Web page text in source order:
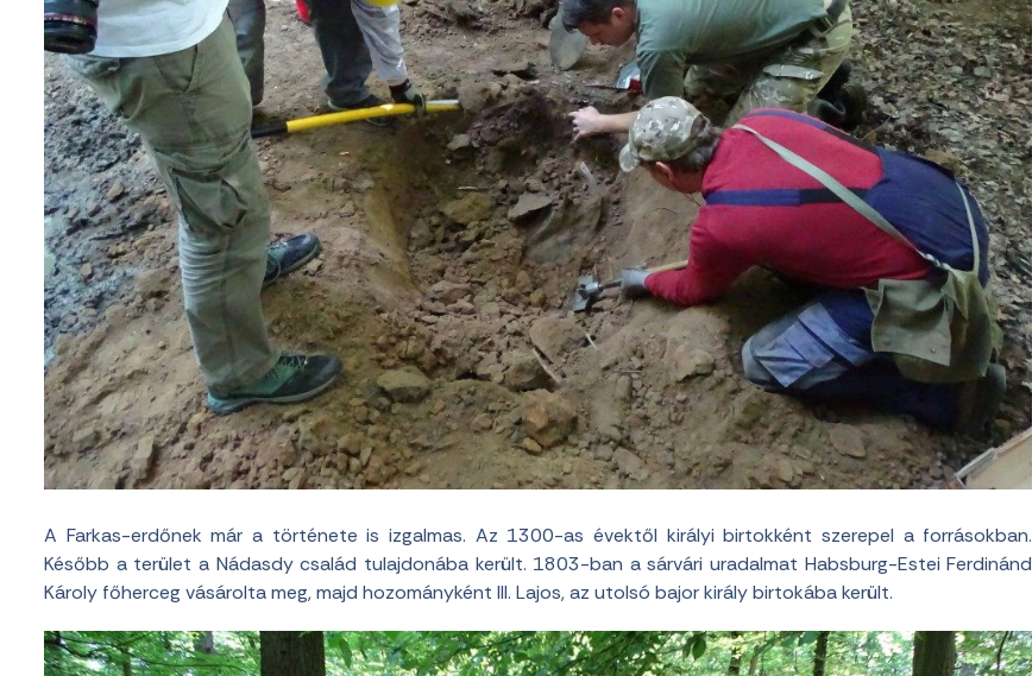
A Farkas-erdőnek már a története is izgalmas. Az 1300-as évektől királyi birtokként szerepel a forrásokban.
Később a terület a Nádasdy család tulajdonába került. 1803-ban a sárvári uradalmat Habsburg-Estei Ferdinánd
Károly főherceg vásárolta meg, majd hozományként III. Lajos, az utolsó bajor király birtokába került.